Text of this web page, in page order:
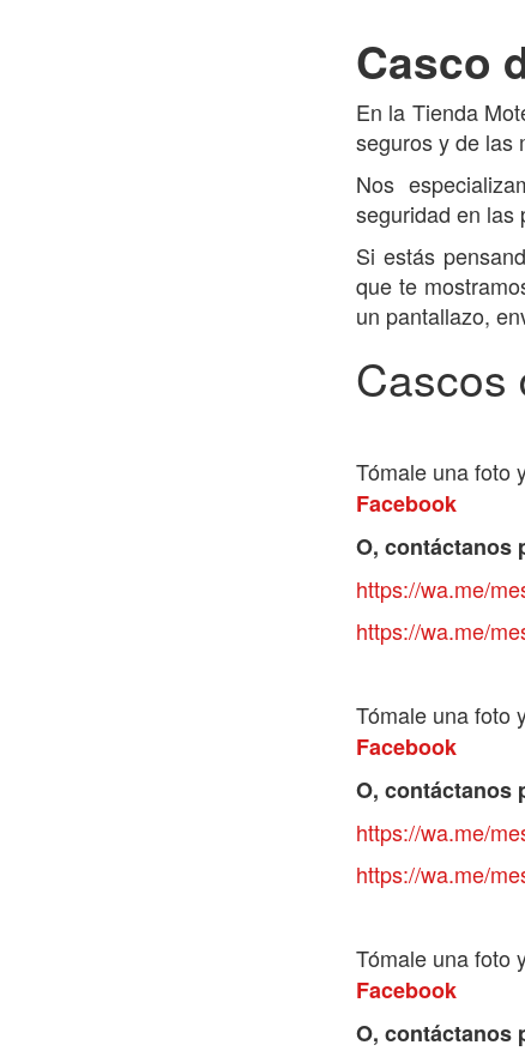
Casco
En la Tienda
seguros y de las
Nos
seguridad en las
Si estás
que te
un pantallazo,
Cascos
Tómale una foto
Facebook
O, contáctanos
https://wa.me/
https://wa.me/
Tómale una foto
Facebook
O, contáctanos
https://wa.me/
https://wa.me/
Tómale una foto
Facebook
O, contáctanos